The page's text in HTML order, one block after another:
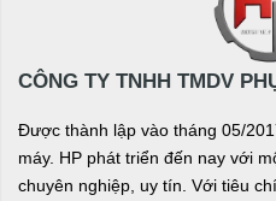
CÔNG TY TNHH TMDV
Được thành lập vào tháng 05/
máy. HP phát triển đến nay với
chuyên nghiệp, uy tín. Với tiêu